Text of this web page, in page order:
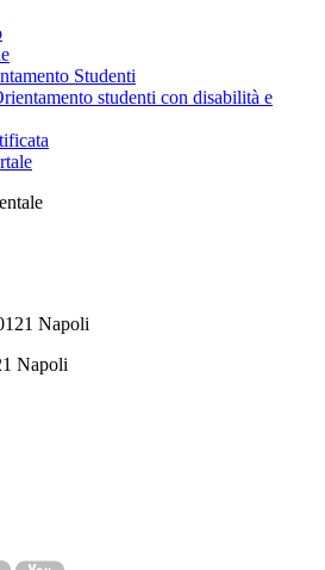
Studenti
studenti con disabilità e
Napoli
Napoli